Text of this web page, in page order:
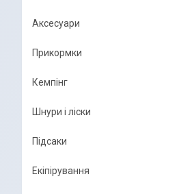
Аксесуари
Прикормки
Кемпінг
Шнури і ліски
Підсаки
Екіпірування